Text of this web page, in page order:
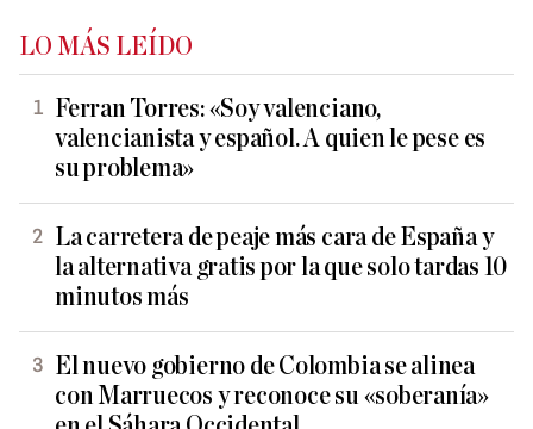
LO MÁS LEÍDO
Ferran Torres: «Soy valenciano,
valencianista y español. A quien le pese es
su problema»
La carretera de peaje más cara de España y
la alternativa gratis por la que solo tardas 10
minutos más
El nuevo gobierno de Colombia se alinea
con Marruecos y reconoce su «soberanía»